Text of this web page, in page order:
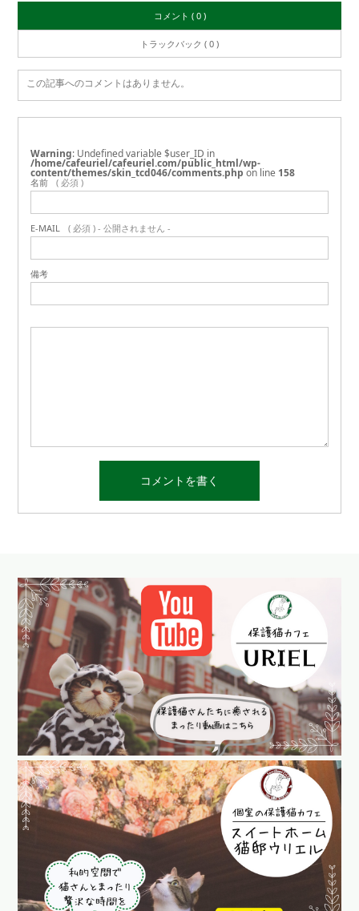
コメント ( 0 )
トラックバック ( 0 )
この記事へのコメントはありません。
Warning : Undefined variable $user_ID in
/home/cafeuriel/cafeuriel.com/public_html/wp-
content/themes/skin_tcd046/comments.php on line 158
名前 ( 必須 )
E-MAIL ( 必須 ) - 公開されません -
備考